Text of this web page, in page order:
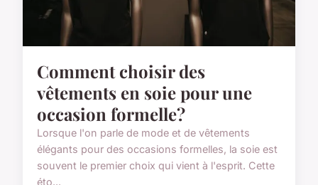
Comment choisir des
vêtements en soie pour une
occasion formelle?
Lorsque l'on parle de mode et de vêtements
élégants pour des occasions formelles, la soie est
souvent le premier choix qui vient à l'esprit. Cette
éto...